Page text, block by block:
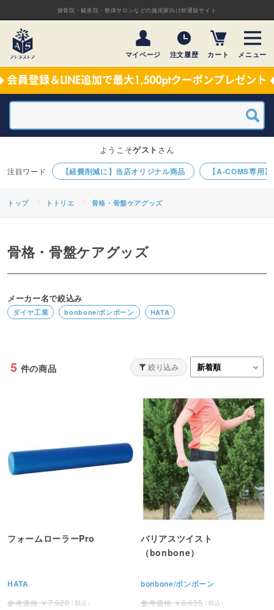
接骨院・鍼灸院・整体サロンなどの施術家向け卸通販サイト
マイページ 注文履歴 カート メニュー
【経費削減に】当店オリジナル商品 【A-COMS専用
ようこそゲスト さん
トップ トトリエ 骨格・骨盤ケアグッズ
骨格・骨盤ケアグッズ
メーカー名で絞込み
ダイヤ工業 bonbone/ボンボーン HATA
5 件の商品 絞り込み
フォームローラーPro
HATA
7,920
バリアスツイスト
（bonbone）
bonbone/ボンボーン
6,655